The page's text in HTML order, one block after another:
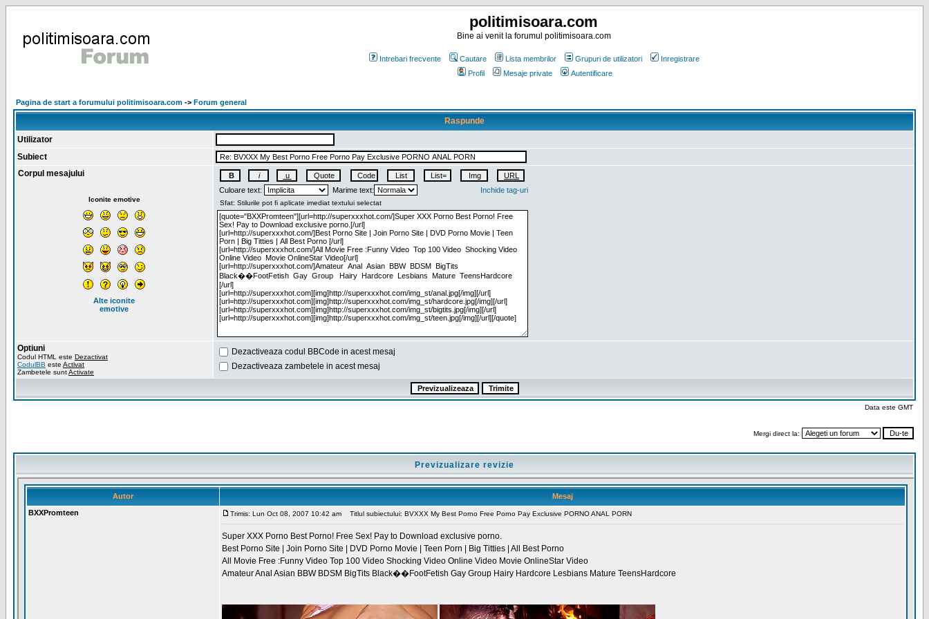
politimisoara.com
Bine ai venit la forumul politimisoara.com
Intrebari frecvente Cautare Lista membrilor Grupuri de utilizatori
Inregistrare
Profil
Mesaje private Autentificare
Pagina de start a forumului politimisoara.com -> Forum general
Raspunde
Utilizator
Subiect
Corpul mesajului
Iconite emotive
Alte iconite
emotive
Culoare text: Marime text: Inchide tag-uri
Optiuni
Codul HTML este Dezactivat
CodulBB este Activat
Zambetele suntActivate
Dezactiveaza codul BBCode in acest mesaj
Dezactiveaza zambetele in acest mesaj
Data este GMT
Mergi direct la:
Previzualizare revizie